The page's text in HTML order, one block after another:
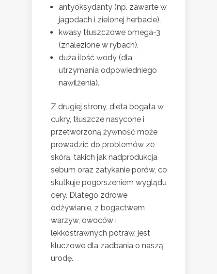
antyoksydanty (np. zawarte w
jagodach i zielonej herbacie),
kwasy tłuszczowe omega-3
(znalezione w rybach),
duża ilość wody (dla
utrzymania odpowiedniego
nawilżenia).
Z drugiej strony, dieta bogata w
cukry, tłuszcze nasycone i
przetworzoną żywność może
prowadzić do problemów ze
skórą, takich jak nadprodukcja
sebum oraz zatykanie porów, co
skutkuje pogorszeniem wyglądu
cery. Dlatego zdrowe
odżywianie, z bogactwem
warzyw, owoców i
lekkostrawnych potraw, jest
kluczowe dla zadbania o naszą
urodę.